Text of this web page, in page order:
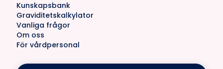
Kunskapsbank
Graviditetskalkylator
Vanliga frågor
Om oss
För vårdpersonal